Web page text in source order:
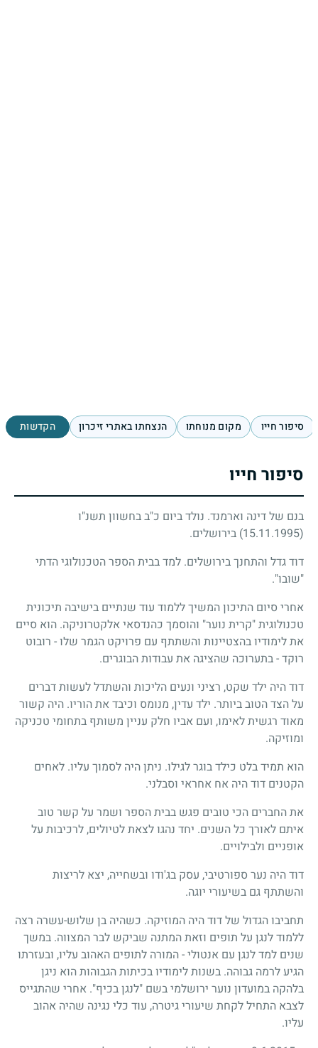
סיפור חייו מקום מנוחתו הנצחתו באתרי זיכרון הקדשות
סיפור חייו
בנם של דינה וארמנד. נולד ביום כ"ב בחשוון תשנ"ו
(15.11.1995)
בירושלים.
דוד גדל והתחנך בירושלים. למד בבית הספר הטכנולוגי הדתי
"שובו".
אחרי סיום התיכון המשיך ללמוד עוד שנתיים בישיבה תיכונית
טכנולוגית "קרית נוער" והוסמך כהנדסאי אלקטרוניקה. הוא סיים
את לימודיו בהצטיינות והשתתף עם פרויקט הגמר שלו - רובוט
רוקד - בתערוכה שהציגה את עבודות הבוגרים.
דוד היה ילד שקט, רציני ונעים הליכות והשתדל לעשות דברים
על הצד הטוב ביותר. ילד עדין, מנומס וכיבד את הוריו. היה קשור
מאוד רגשית לאימו, ועם אביו חלק עניין משותף בתחומי טכניקה
ומוזיקה.
הוא תמיד בלט כילד בוגר לגילו. ניתן היה לסמוך עליו. לאחים
הקטנים דוד היה אח אחראי וסבלני.
את החברים הכי טובים פגש בבית הספר ושמר על קשר טוב
איתם לאורך כל השנים. יחד נהגו לצאת לטיולים, לרכיבות על
אופניים ולבילויים.
דוד היה נער ספורטיבי, עסק בג'ודו ובשחייה, יצא לריצות
והשתתף גם בשיעורי יוגה.
תחביבו הגדול של דוד היה המוזיקה. כשהיה בן שלוש-עשרה רצה
ללמוד לנגן על תופים וזאת המתנה שביקש לבר המצווה. במשך
שנים למד לנגן עם אנטולי - המורה לתופים האהוב עליו, ובעזרתו
הגיע לרמה גבוהה. בשנות לימודיו בכיתות הגבוהות הוא ניגן
בלהקה במועדון נוער ירושלמי בשם "לנגן בכיף". אחרי שהתגייס
לצבא התחיל לקחת שיעורי גיטרה, עוד כלי נגינה שהיה אהוב
עליו.